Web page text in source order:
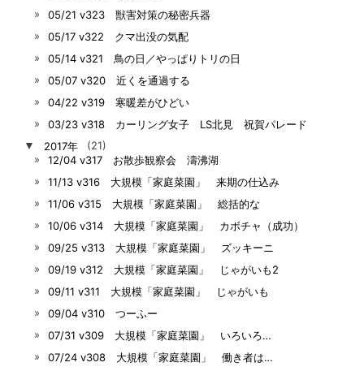
05/21 v323 獣害対策の秘密兵器
05/17 v322 クマ出没の気配
05/14 v321 鳥の日／やっぱりトリの日
05/07 v320 近くを通過する
04/22 v319 寒暖差がひどい
03/23 v318 カーリング女子 LS北見 祝賀パレード
▼
2017年
(21)
12/04 v317 お散歩観察会 濤沸湖
11/13 v316 大規模「家庭菜園」 来期の仕込み
11/06 v315 大規模「家庭菜園」 総括的な
10/06 v314 大規模「家庭菜園」 カボチャ（成功）
09/25 v313 大規模「家庭菜園」 ズッキーニ
09/19 v312 大規模「家庭菜園」 じゃがいも2
09/11 v311 大規模「家庭菜園」 じゃがいも
09/04 v310 つーふー
07/31 v309 大規模「家庭菜園」 いろいろ…
07/24 v308 大規模「家庭菜園」 働き者は…